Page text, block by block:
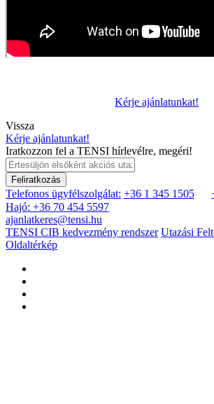
Kérje ajánlatunkat!
Vissza
Kérje ajánlatunkat!
Iratkozzon fel a TENSI hírlevélre, megéri!
Feliratkozás
Telefonos ügyfélszolgálat: +36 1 345 1505
Hajó: +36 70 454 5597
ajanlatkeres@tensi.hu
TENSI CIB kedvezmény rendszer Utazási
Oldaltérkép